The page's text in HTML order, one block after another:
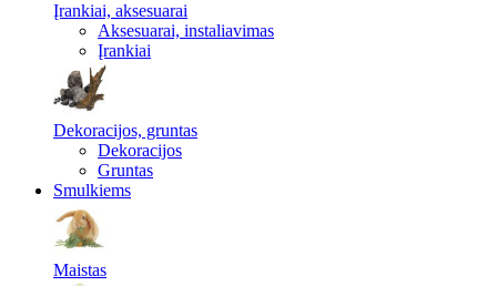
Įrankiai, aksesuarai
Aksesuarai, instaliavimas
Įrankiai
Dekoracijos, gruntas
Dekoracijos
Gruntas
Smulkiems
Maistas